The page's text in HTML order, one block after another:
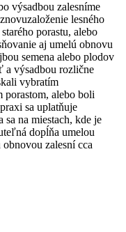
výsadbou zalesníme
lesného
porastu, alebo
aj umelú obnovu
semena alebo plodov
a výsadbou rozlične
vybratím
porastom, alebo boli
sa uplatňuje
na miestach, kde je
dopĺňa umelou
zalesní cca